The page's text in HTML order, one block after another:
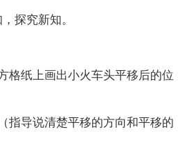
探究新知。
格纸上画出小火车头平移后的位
指导说清楚平移的方向和平移的